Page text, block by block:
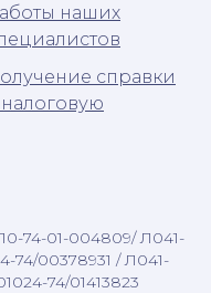
наших
справки
налоговую
74-01-004809/ Л041-
74/00378931 / Л041-
74/01413823